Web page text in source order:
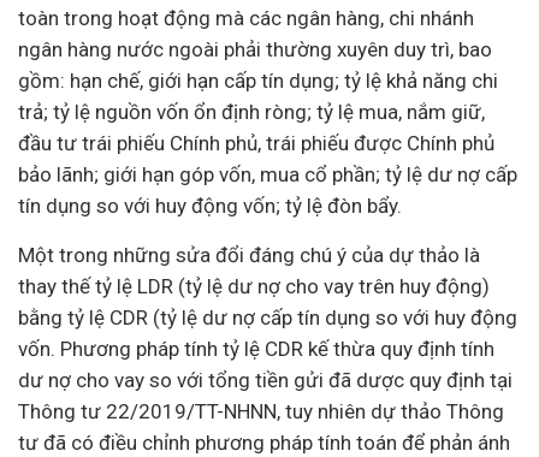
toàn trong hoạt động mà các ngân hàng, chi nhánh
ngân hàng nước ngoài phải thường xuyên duy trì, bao
gồm: hạn chế, giới hạn cấp tín dụng; tỷ lệ khả năng chi
trả; tỷ lệ nguồn vốn ổn định ròng; tỷ lệ mua, nắm giữ,
đầu tư trái phiếu Chính phủ, trái phiếu được Chính phủ
bảo lãnh; giới hạn góp vốn, mua cổ phần; tỷ lệ dư nợ cấp
tín dụng so với huy động vốn; tỷ lệ đòn bẩy.
Một trong những sửa đổi đáng chú ý của dự thảo là
thay thế tỷ lệ LDR (tỷ lệ dư nợ cho vay trên huy động)
bằng tỷ lệ CDR (tỷ lệ dư nợ cấp tín dụng so với huy động
vốn. Phương pháp tính tỷ lệ CDR kế thừa quy định tính
dư nợ cho vay so với tổng tiền gửi đã dược quy định tại
Thông tư 22/2019/TT-NHNN, tuy nhiên dự thảo Thông
tư đã có điều chỉnh phương pháp tính toán để phản ánh